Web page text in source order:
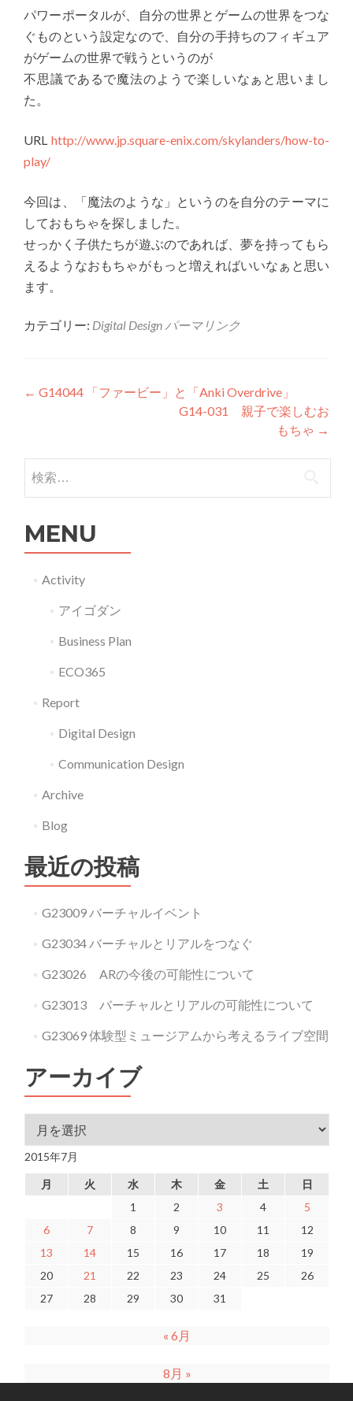
パワーポータルが、自分の世界とゲームの世界をつな
ぐものという設定なので、自分の手持ちのフィギュア
がゲームの世界で戦うというのが
不思議であるで魔法のようで楽しいなぁと思いまし
た。
URL http://www.jp.square-enix.com/skylanders/how-to-
play/
今回は、「魔法のような」というのを自分のテーマに
しておもちゃを探しました。
せっかく子供たちが遊ぶのであれば、夢を持ってもら
えるようなおもちゃがもっと増えればいいなぁと思い
ます。
カテゴリー: Digital Design パーマリンク
投稿ナビゲーション
← G14044 「ファービー」と「Anki Overdrive」
G14-031 親子で楽しむお
もちゃ →
検索:
MENU
Activity
アイゴダン
Business Plan
ECO365
Report
Digital Design
Communication Design
Archive
Blog
最近の投稿
G23009 バーチャルイベント
G23034 バーチャルとリアルをつなぐ
G23026 ARの今後の可能性について
G23013 バーチャルとリアルの可能性について
G23069 体験型ミュージアムから考えるライブ空間
アーカイブ
アーカイブ
2015年7月
月 火 水 木 金 土
日
1
2 3 4
5
6
7 8 9 10 11
12
13
14 15 16 17 18
19
20
21 22 23 24 25
26
27
28 29 30 31
« 6月
8月 »